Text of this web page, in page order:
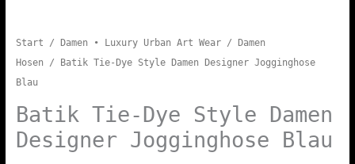
Start / Damen • Luxury Urban Art Wear/
Damen
Hosen / Batik Tie-Dye Style Damen Designer Jogginghose
Blau
Batik Tie-Dye Style Damen
Designer Jogginghose Blau